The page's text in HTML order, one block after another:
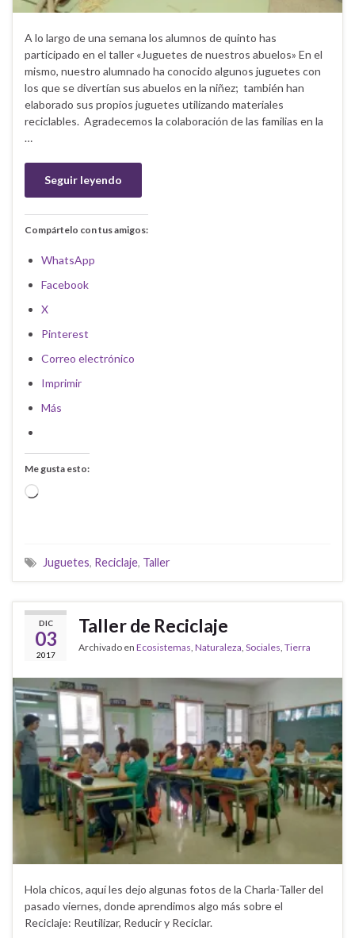
A lo largo de una semana los alumnos de quinto has
participado en el taller «Juguetes de nuestros abuelos» En el
mismo, nuestro alumnado ha conocido algunos juguetes con
los que se divertían sus abuelos en la niñez; también han
elaborado sus propios juguetes utilizando materiales
reciclables. Agradecemos la colaboración de las familias en la
…
Seguir leyendo
Compártelo con tus amigos:
WhatsApp
Facebook
X
Pinterest
Correo electrónico
Imprimir
Más
Me gusta esto:
Cargando...
Juguetes, Reciclaje, Taller
DIC
03
2017
Taller de Reciclaje
Archivado en Ecosistemas, Naturaleza, Sociales, Tierra
Hola chicos, aquí les dejo algunas fotos de la Charla-Taller del
pasado viernes, donde aprendimos algo más sobre el
Reciclaje: Reutilizar, Reducir y Reciclar.